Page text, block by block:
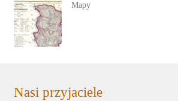
Mapy
Nasi przyjaciele